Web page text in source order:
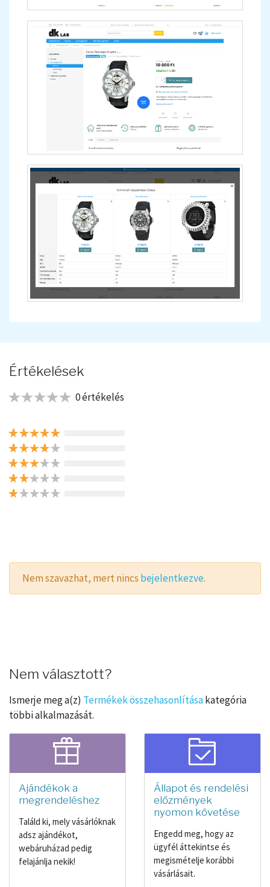
Értékelések
0 értékelés
Nem szavazhat, mert nincs bejelentkezve.
Nem választott?
Ismerje meg a(z) Termékek összehasonlításakategória
többi alkalmazását.
Ajándékok a
megrendeléshez
Találd ki, mely vásárlóknak
adsz ajándékot,
webáruházad pedig
felajánlja nekik!
Állapot és rendelési
előzmények
nyomon követése
Engedd meg, hogy az
ügyfél áttekintse és
megismételje korábbi
vásárlásait.